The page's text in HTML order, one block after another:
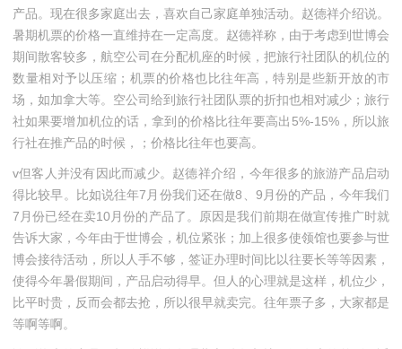
产品。现在很多家庭出去，喜欢自己家庭单独活动。赵德祥介绍说。
暑期机票的价格一直维持在一定高度。赵德祥称，由于考虑到世博会
期间散客较多，航空公司在分配机座的时候，把旅行社团队的机位的
数量相对予以压缩；机票的价格也比往年高，特别是些新开放的市
场，如加拿大等。空公司给到旅行社团队票的折扣也相对减少；旅行
社如果要增加机位的话，拿到的价格比往年要高出5%-15%，所以旅
行社在推产品的时候，；价格比往年也要高。
v但客人并没有因此而减少。赵德祥介绍，今年很多的旅游产品启动
得比较早。比如说往年7月份我们还在做8、9月份的产品，今年我们
7月份已经在卖10月份的产品了。原因是我们前期在做宣传推广时就
告诉大家，今年由于世博会，机位紧张；加上很多使领馆也要参与世
博会接待活动，所以人手不够，签证办理时间比以往要长等等因素，
使得今年暑假期间，产品启动得早。但人的心理就是这样，机位少，
比平时贵，反而会都去抢，所以很早就卖完。往年票子多，大家都是
等啊等啊。